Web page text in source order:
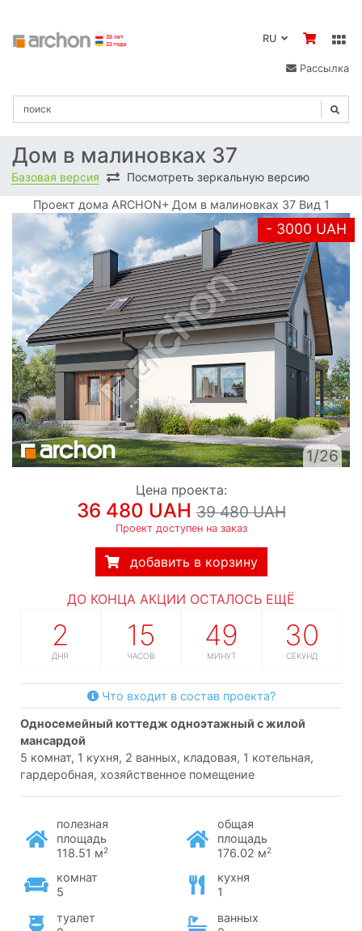
Рассылка
Дом в малиновках 37
Базовая версия Посмотреть зеркальную версию
Проект дома ARCHON+ Дом в малиновках 37 Вид 1
- 3000 UAH
1/26
Цена проекта:
36 480 UAH39 480 UAH
Проект доступен на заказ
добавить в корзину
ДО КОНЦА АКЦИИ ОСТАЛОСЬ ЕЩЁ
2
ДНЯ
15
ЧАСОВ
49
МИНУТ
29
СЕКУНД
Что входит в состав проекта?
односемейный коттедж одноэтажный с жилой
мансардой
5 комнат, 1 кухня, 2 ванных, кладовая, 1 котельная,
гардеробная, хозяйственное помещение
полезная
площадь
118.51 м2
общая
площадь
176.02 м2
комнат
5
кухня
1
туалет
ванных